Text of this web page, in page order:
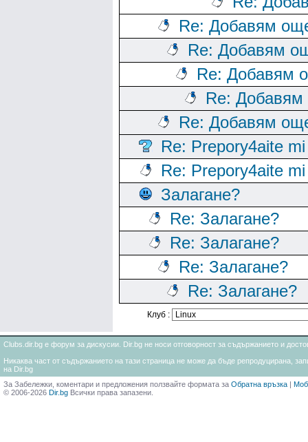
Re: Добавям
Re: Добавям
Re: Добавям
Re:
Re: Добавям
Re: Prepory4aite mi
Re: Prepory4aite mi
Залагане?
Re: Залагане?
Re: Залагане?
Re: Залагане?
Re: Залагане?
Клуб :
Clubs.dir.bg е форум за дискусии. Dir.bg не носи отговорност за съдържанието и
Никаква част от съдържанието на тази страница не може да бъде репродуцирана,
на Dir.bg
За Забележки, коментари и предложения ползвайте формата за Обратна връзка |
© 2006-2026 Dir.bg Всички права запазени.